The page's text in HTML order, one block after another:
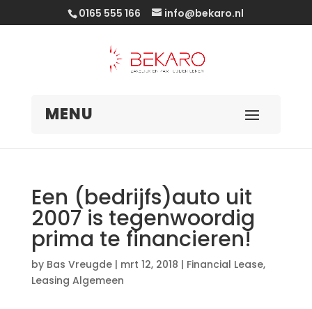
0165 555 166 info@bekaro.nl
Een (bedrijfs)auto uit
2007 is tegenwoordig
prima te financieren!
by Bas Vreugde| mrt 12, 2018 | Financial Lease,
Leasing Algemeen